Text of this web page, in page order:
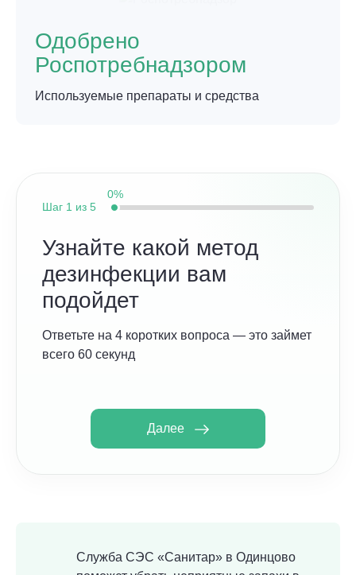
Одобрено
Роспотребнадзором
Используемые препараты и средства
Шаг 1 из 5
0%
Узнайте какой метод
дезинфекции вам
подойдет
Ответьте на 4 коротких вопроса — это займет
всего 60 секунд
Далее
Служба СЭС «Санитар» в Одинцово